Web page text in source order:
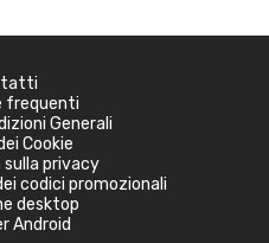
frequenti
Generali
Cookie
privacy
codici promozionali
desktop
Android